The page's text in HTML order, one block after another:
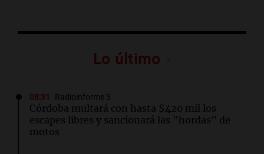
Lo último
08:31 Radioinforme 3
Córdoba multará con hasta $420 mil los
escapes libres y sancionará las "hordas" de
motos